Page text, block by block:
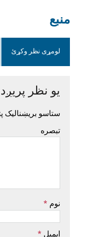
منبع
لومړی نظر وکړئ
یو نظر
ستاسو بریښنالیک
تبصره
نوم *
ایمیل *